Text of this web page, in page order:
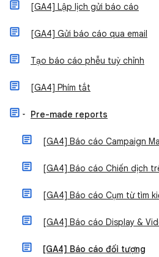
[GA4] Lập lịch gửi báo cáo
[GA4] Gửi báo cáo qua email
Tạo báo cáo phễu tuỳ chỉnh
[GA4] Phím tắt
Pre-made reports
[GA4] Báo cáo Campaign
[GA4] Báo cáo Chiến dịch
[GA4] Báo cáo Cụm từ tìm
[GA4] Báo cáo Display &
[GA4] Báo cáo đối tượng